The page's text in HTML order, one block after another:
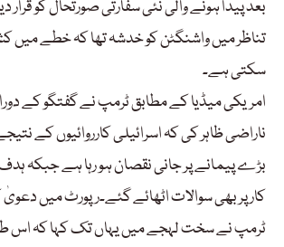
بعد پیدا ہونے والی نئی سفارتی صورتحال کو قرار
تناظر میں واشنگٹن کو خدشہ تھا کہ خطے میں
سکتی ہے۔
امریکی میڈیا کے مطابق ٹرمپ نے گفتگو کے
ناراضی ظاہر کی کہ اسرائیلی کارروائیوں کے
بڑے پیمانے پر جانی نقصان ہو رہا ہے جبکہ
کار پر بھی سوالات اٹھائے گئے۔رپورٹ میں
ٹرمپ نے سخت لہجے میں یہاں تک کہا کہ اس